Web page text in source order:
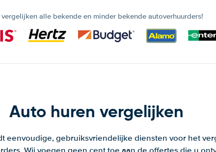
alle bekende en minder bekende autoverhuurders!
Auto huren vergelijken
eenvoudige, gebruiksvriendelijke diensten voor het